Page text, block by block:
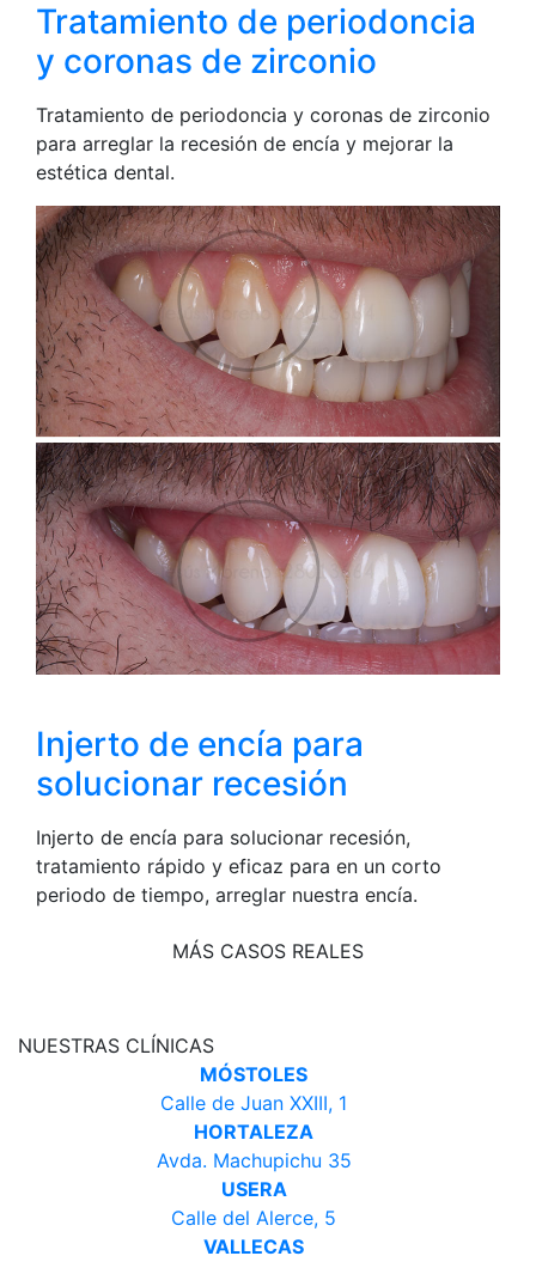
Tratamiento de periodoncia
y coronas de zirconio
Tratamiento de periodoncia y coronas de zirconio
para arreglar la recesión de encía y mejorar la
estética dental.
Injerto de encía para
solucionar recesión
Injerto de encía para solucionar recesión,
tratamiento rápido y eficaz para en un corto
periodo de tiempo, arreglar nuestra encía.
MÁS CASOS REALES
NUESTRAS CLÍNICAS
MÓSTOLES
Calle de Juan XXIII, 1
HORTALEZA
Avda. Machupichu 35
USERA
Calle del Alerce, 5
VALLECAS